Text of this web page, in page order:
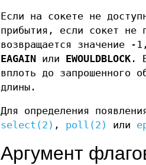
Если на сокете не
прибытия, если сокет не
возвращается значение -
EAGAIN
или EWOULDBLOCK .
вплоть до запрошенного
длины.
Для определения
select(2) , poll(2) или
Аргумент